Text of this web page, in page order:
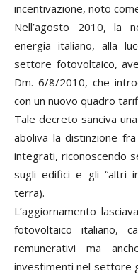
incentivazione, noto
Nell’agosto 2010, la
energia italiano, alla
settore fotovoltaico,
Dm. 6/8/2010, che
con un nuovo quadro
Tale decreto sanciva
aboliva la distinzione
integrati, riconoscendo
sugli edifici e gli “altri
terra).
L’aggiornamento
fotovoltaico italiano,
remunerativi ma
investimenti nel settore